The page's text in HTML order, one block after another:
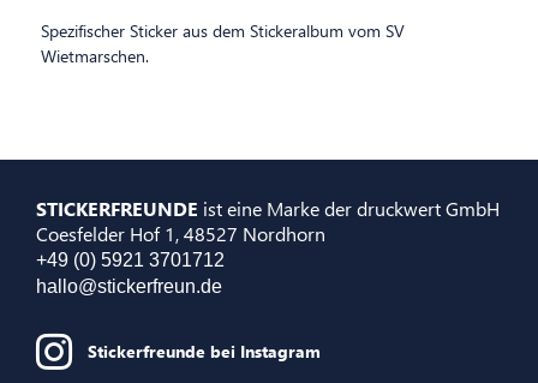
Spezifischer Sticker aus dem Stickeralbum vom SV
Wietmarschen.
STICKERFREUNDE ist eine Marke der druckwert GmbH
Coesfelder Hof 1, 48527 Nordhorn
+49 (0) 5921 3701712
hallo@stickerfreun.de
Stickerfreunde bei Instagram